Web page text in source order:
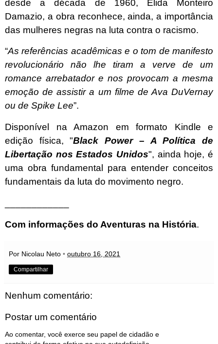
desde a década de 1960, Elida Monteiro
Damazio, a obra reconhece, ainda, a importância
das mulheres negras na luta contra o racismo.
“As referências acadêmicas e o tom de manifesto
revolucionário não lhe tiram a verve de um
romance arrebatador e nos provocam a mesma
emoção de assistir a um filme de Ava DuVernay
ou de Spike Lee”.
Disponível na Amazon em formato Kindle e
edição física, "Black Power – A Política de
Libertação nos Estados Unidos", ainda hoje, é
uma obra fundamental para entender conceitos
fundamentais da luta do movimento negro.
Com informações do Aventuras na História.
Por Nicolau Neto • outubro 16, 2021
Compartilhar
Nenhum comentário:
Postar um comentário
Ao comentar, você exerce seu papel de cidadão e